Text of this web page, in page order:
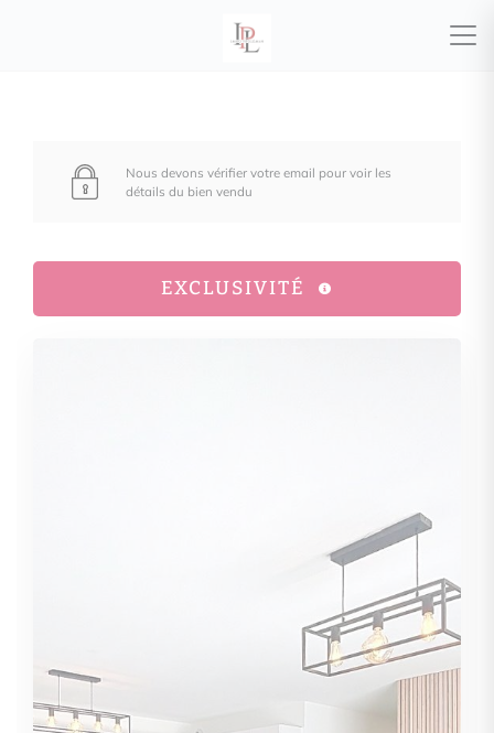
Nous devons vérifier votre email pour voir les
détails du bien vendu
EXCLUSIVITÉ